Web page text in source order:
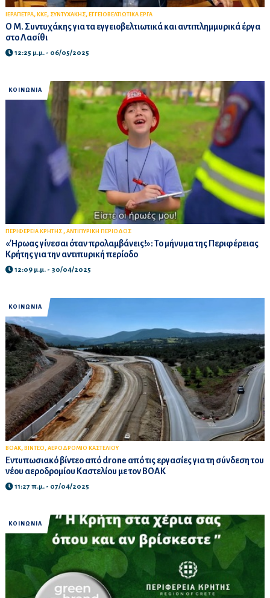
ΙΕΡΑΠΕΤΡΑ, ΚΚΕ, ΣΥΝΤΥΧΑΚΗΣ, ΕΓΓΕΙΟΒΕΛΤΙΩΤΙΚΑ ΕΡΓΑ
Ο Μ. Συντυχάκης για τα εγγειοβελτιωτικά και αντιπλημμυρικά έργα
στο Λασίθι
12:25 μ.μ. - 06/05/2025
ΚΟΙΝΩΝΙΑ
ΠΕΡΙΦΕΡΕΙΑ ΚΡΗΤΗΣ , ΑΝΤΙΠΥΡΙΚΗ ΠΕΡΙΟΔΟΣ
«Ήρωας γίνεσαι όταν προλαμβάνεις!»: Το μήνυμα της Περιφέρειας
Κρήτης για την αντιπυρική περίοδο
12:09 μ.μ. - 30/04/2025
ΚΟΙΝΩΝΙΑ
ΒΟΑΚ, ΒΙΝΤΕΟ, ΑΕΡΟΔΡΟΜΙΟ ΚΑΣΤΕΛΙΟΥ
Εντυπωσιακό βίντεο από drone από τις εργασίες για τη σύνδεση του
νέου αεροδρομίου Καστελίου με τον ΒΟΑΚ
11:27 π.μ. - 07/04/2025
ΚΟΙΝΩΝΙΑ